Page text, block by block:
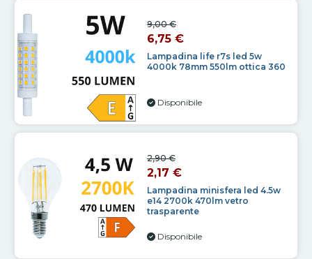
Lampadina life r7s led 5w
4000k 78mm 550lm ottica 360
9,00 €
6,75 €
Disponibile
Lampadina minisfera led 4.5w
e14 2700k 470lm vetro
trasparente
2,90 €
2,17 €
Disponibile